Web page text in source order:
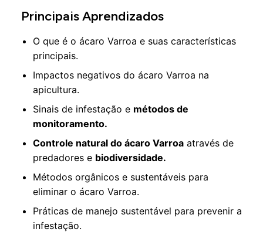
Principais Aprendizados
O que é o ácaro Varroa e suas características
principais.
Impactos negativos do ácaro Varroa na
apicultura.
Sinais de infestação e métodos de
monitoramento.
Controle natural do ácaro Varroa através de
predadores e biodiversidade.
Métodos orgânicos e sustentáveis para
eliminar o ácaro Varroa.
Práticas de manejo sustentável para prevenir a
infestação.